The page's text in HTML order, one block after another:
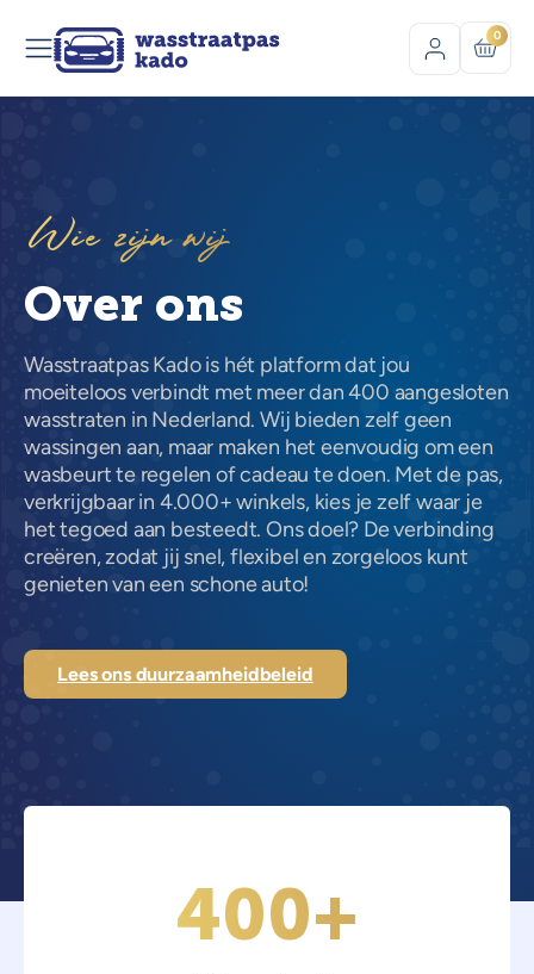
0
Wie zijn wij
Over ons
Wasstraatpas Kado is hét platform dat jou
moeiteloos verbindt met meer dan 400 aangesloten
wasstraten in Nederland. Wij bieden zelf geen
wassingen aan, maar maken het eenvoudig om een
wasbeurt te regelen of cadeau te doen. Met de pas,
verkrijgbaar in 4.000+ winkels, kies je zelf waar je
het tegoed aan besteedt. Ons doel? De verbinding
creëren, zodat jij snel, flexibel en zorgeloos kunt
genieten van een schone auto!
Lees ons duurzaamheidbeleid
400+